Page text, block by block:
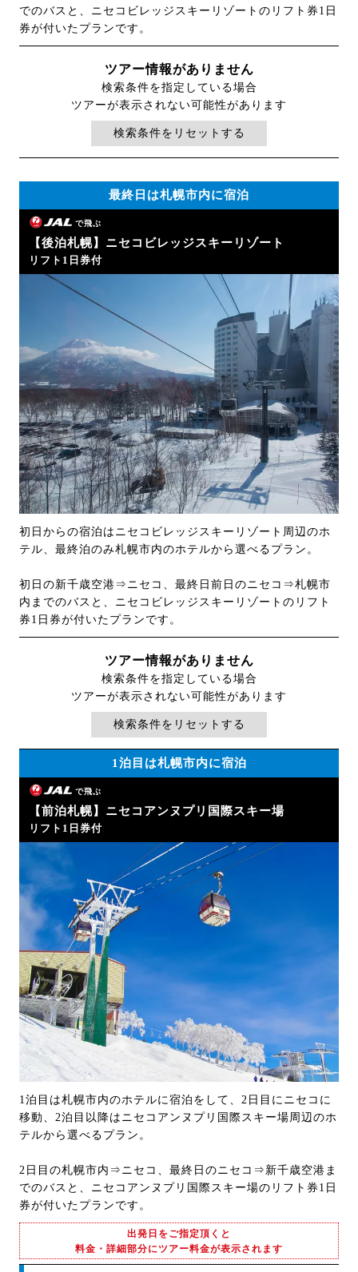
でのバスと、ニセコビレッジスキーリゾートのリフト券1日
券が付いたプランです。
ツアー情報がありません
検索条件を指定している場合
ツアーが表示されない可能性があります
検索条件をリセットする
最終日は札幌市内に宿泊
で飛ぶ
【後泊札幌】ニセコビレッジスキーリゾート
リフト1日券付
初日からの宿泊はニセコビレッジスキーリゾート周辺のホ
テル、最終泊のみ札幌市内のホテルから選べるプラン。
初日の新千歳空港⇒ニセコ、最終日前日のニセコ⇒札幌市
内までのバスと、ニセコビレッジスキーリゾートのリフト
券1日券が付いたプランです。
ツアー情報がありません
検索条件を指定している場合
ツアーが表示されない可能性があります
検索条件をリセットする
1泊目は札幌市内に宿泊
で飛ぶ
【前泊札幌】ニセコアンヌプリ国際スキー場
リフト1日券付
1泊目は札幌市内のホテルに宿泊をして、2日目にニセコに
移動、2泊目以降はニセコアンヌプリ国際スキー場周辺のホ
テルから選べるプラン。
2日目の札幌市内⇒ニセコ、最終日のニセコ⇒新千歳空港ま
でのバスと、ニセコアンヌプリ国際スキー場のリフト券1日
券が付いたプランです。
出発日をご指定頂くと
料金・詳細部分にツアー料金が表示されます